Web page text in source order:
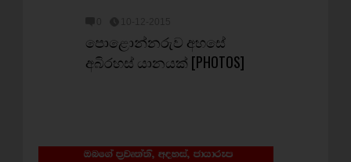
පොළොන්නරුව අහසේ
අබිරහස් යානයක් [PHOTOS]